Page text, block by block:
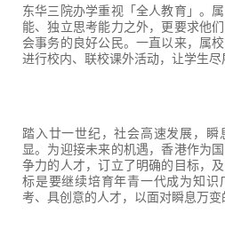
东华三院办学重视「全人教育」。
能、独立思考能力之外，更要求他
会事务的良好公民。一直以来，属
进行校内、联校课外活动，让学生尽
踏入廿一世纪，社会高速发展，
显。为迎接未来的机遇，香港作为
争力的人才，订立了明确的目标，
标是要继续培育年青一代成为知识
考、具创意的人才，以面对瞬息万变